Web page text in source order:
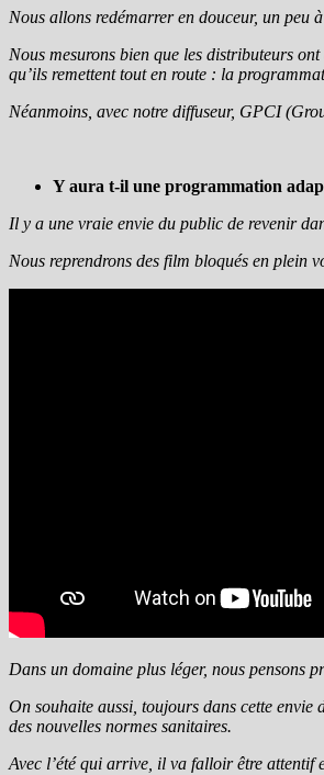
Nous allons redémarrer en douceur, un peu
Nous mesurons bien que les distributeurs
qu’ils remettent tout en route : la
Néanmoins, avec notre diffuseur, GPCI
Y aura t-il une programmation
Il y a une vraie envie du public de revenir
Nous reprendrons des film bloqués en plein
Dans un domaine plus léger, nous pensons
On souhaite aussi, toujours dans cette envie
des nouvelles normes sanitaires.
Avec l’été qui arrive, il va falloir être attentif